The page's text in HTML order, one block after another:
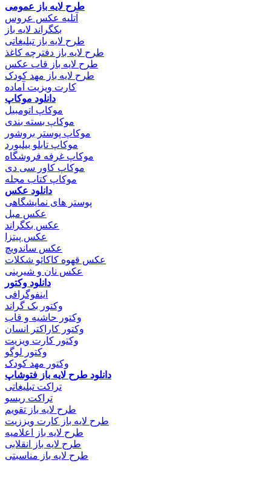
طرح لایه باز عمومی
آتلیه عکس عروس
بکگراند لایه باز
طرح لایه باز تبلیغاتی
طرح لایه باز دفترچه کاغذ
طرح لایه باز قاب عکس
طرح لایه باز مهد کودک
کارت ویزیت آماده
دانلود موکاپ
موکاپ اتومبیل
موکاپ بسته بندی
موکاپ پوستر بروشور
موکاپ تابلو بیلبورد
موکاپ غرفه فروشگاه
موکاپ کاور سی دی
موکاپ کتاب مجله
دانلود عکس
پوستر های نمایشگاهی
عکس مبل
عکس بکگراند
عکس پیتزا
عکس ساندویچ
عکس قهوه کاکائو شکلات
عکس نان و شیرینی
دانلود وکتور
اینفوگرافی
وکتور بک گراند
وکتور حاشیه و قاب
وکتور کاراکتر انسان
وکتور کارت ویزیت
وکتور لوگو
وکتور مهد کودک
دانلود طرح لایه باز فتوشاپ
تراکت تبلیغاتی
تراکت ریسو
طرح لایه باز تقویم
طرح لایه باز کارت ویززیت
طرح لایه باز اعلامیه
طرح لایه باز انقلابی
طرح لایه باز مناسبتی